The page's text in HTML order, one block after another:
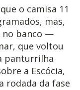
o camisa 11
mas,
no banco —
que voltou
panturrilha
a Escócia,
rodada da fase